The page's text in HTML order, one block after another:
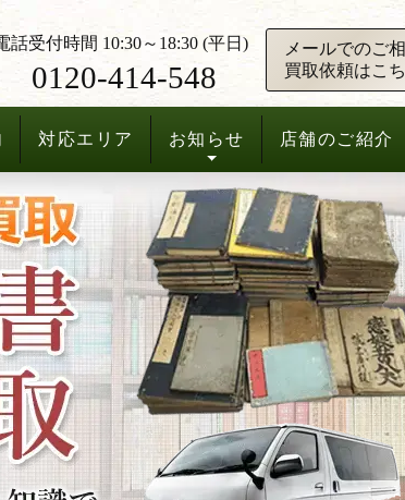
対応エリア お知らせ 店舗のご紹介
話受付時間 10:30～18:30 (平日)
0120-414-548
メールでのご
買取依頼はこ